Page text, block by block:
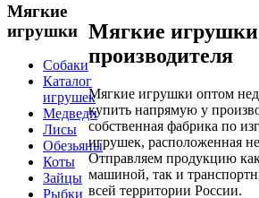
Мягкие игрушки
производителя
Мягкие игрушки оптом
купить напрямую у
собственная фабрика по
игрушек, расположенная
Отправляем продукцию
машиной, так и
всей территории России.
Мягкие
игрушки
Собаки
Каталог
игрушек
Медведи
Лисы
Обезьяны
Коты
Зайцы
Рыбки